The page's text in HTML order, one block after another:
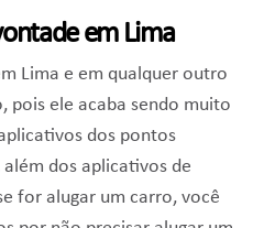
em Lima
Lima e em qualquer outro
pois ele acaba sendo muito
dos pontos
dos aplicativos de
for alugar um carro, você